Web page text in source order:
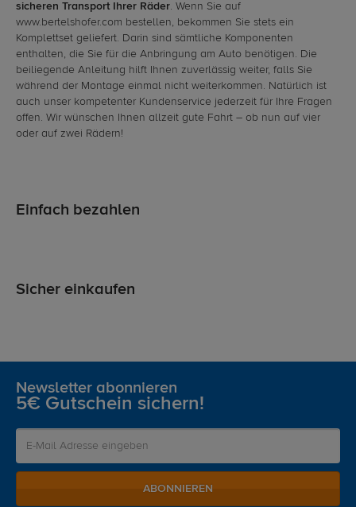
sicheren Transport Ihrer Räder. Wenn Sie auf
www.bertelshofer.com bestellen, bekommen Sie stets ein
Komplettset geliefert. Darin sind sämtliche Komponenten
enthalten, die Sie für die Anbringung am Auto benötigen. Die
beiliegende Anleitung hilft Ihnen zuverlässig weiter, falls Sie
während der Montage einmal nicht weiterkommen. Natürlich ist
auch unser kompetenter Kundenservice jederzeit für Ihre Fragen
offen. Wir wünschen Ihnen allzeit gute Fahrt – ob nun auf vier
oder auf zwei Rädern!
Einfach bezahlen
Sicher einkaufen
Newsletter abonnieren
5€ Gutschein sichern!
ABONNIEREN